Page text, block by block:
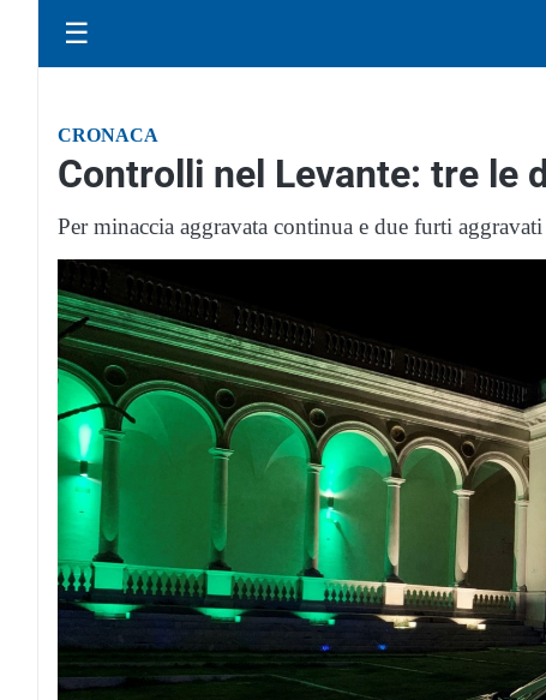
☰
CRONACA
Controlli nel Levante: tre le
Per minaccia aggravata continua e due furti aggravati